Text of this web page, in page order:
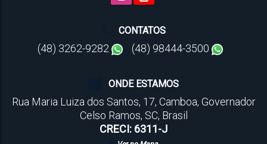
CONTATOS
(48) 3262-9282 (48) 98444-3500
ONDE ESTAMOS
Rua Maria Luiza dos Santos, 17, Camboa, Governador
Celso Ramos, SC, Brasil
CRECI: 6311-J